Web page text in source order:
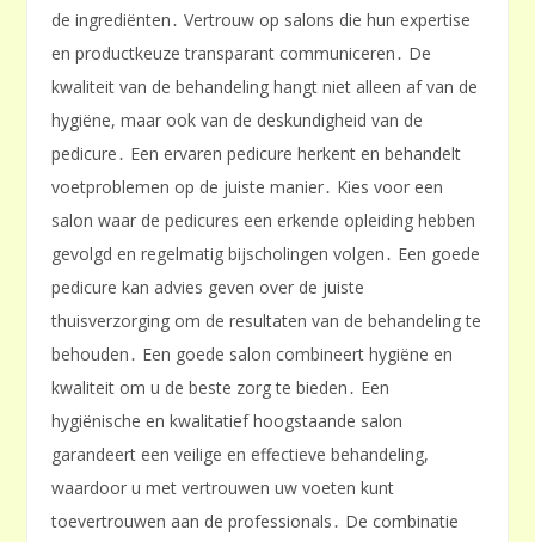
de ingrediënten․ Vertrouw op salons die hun expertise
en productkeuze transparant communiceren․ De
kwaliteit van de behandeling hangt niet alleen af van de
hygiëne, maar ook van de deskundigheid van de
pedicure․ Een ervaren pedicure herkent en behandelt
voetproblemen op de juiste manier․ Kies voor een
salon waar de pedicures een erkende opleiding hebben
gevolgd en regelmatig bijscholingen volgen․ Een goede
pedicure kan advies geven over de juiste
thuisverzorging om de resultaten van de behandeling te
behouden․ Een goede salon combineert hygiëne en
kwaliteit om u de beste zorg te bieden․ Een
hygiënische en kwalitatief hoogstaande salon
garandeert een veilige en effectieve behandeling,
waardoor u met vertrouwen uw voeten kunt
toevertrouwen aan de professionals․ De combinatie